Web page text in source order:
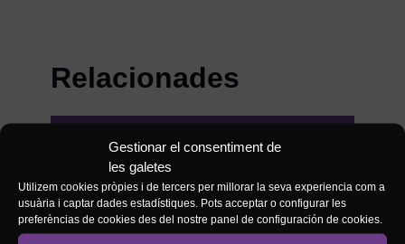
Gestionar el consentiment de
les galetes
Utilizem cookies pròpies i de tercers per millorar la seva experiencia com a
usuària i captar dades estadístiques. Pots acceptar o configurar les
preferèncias de cookies des del nostre panel de configuración de cookies.
Relacionades
#NOTÍCIES17/07/2026
d’una plaça
d’Administració
d’Escoltes